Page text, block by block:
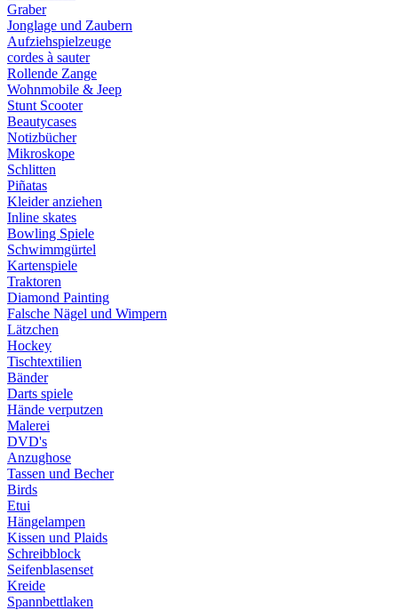
Graber
Jonglage und Zaubern
Aufziehspielzeuge
cordes à sauter
Rollende Zange
Wohnmobile & Jeep
Stunt Scooter
Beautycases
Notizbücher
Mikroskope
Schlitten
Piñatas
Kleider anziehen
Inline skates
Bowling Spiele
Schwimmgürtel
Kartenspiele
Traktoren
Diamond Painting
Falsche Nägel und Wimpern
Lätzchen
Hockey
Tischtextilien
Bänder
Darts spiele
Hände verputzen
Malerei
DVD's
Anzughose
Tassen und Becher
Birds
Etui
Hängelampen
Kissen und Plaids
Schreibblock
Seifenblasenset
Kreide
Spannbettlaken